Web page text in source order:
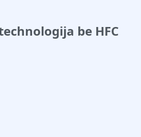
be HFC